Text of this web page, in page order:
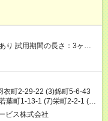
。
町2-29-22 (3)錦町5-6-43
葉町1-13-1 (7)栄町2-2-1 (8)
ビス株式会社